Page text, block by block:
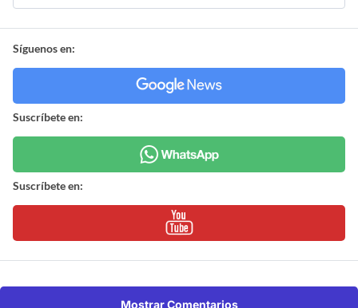
Síguenos en:
Suscríbete en:
Suscríbete en:
Mostrar Comentarios